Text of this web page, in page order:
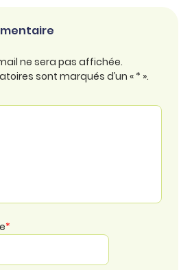
ne sera pas affichée.
sont marqués d’un « * ».
*